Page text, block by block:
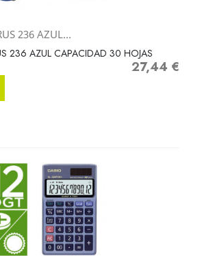
236 AZUL...
236 AZUL CAPACIDAD 30 HOJAS
Precio
27,44 €